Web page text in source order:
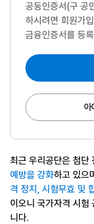
공동인증서(구 공
하시려면 회원가
금융인증서를 등
아
최근 우리공단은 첨단
예방을 강화하고 있으
격 정지, 시험무효 및
이오니 국가자격 시험
니다.